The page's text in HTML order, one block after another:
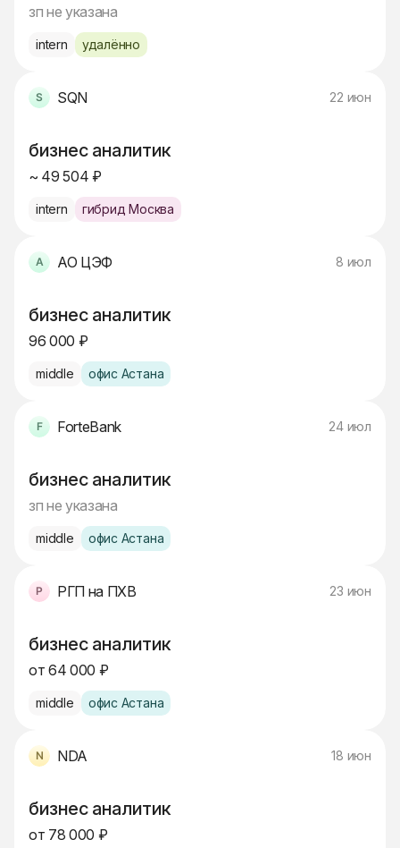
зп не указана
intern удалённо
SQN 22 июн
бизнес аналитик
~ 49 504 ₽
intern гибрид Москва
АО ЦЭФ 8 июл
бизнес аналитик
96 000 ₽
middle офис Астана
ForteBank 24 июл
бизнес аналитик
зп не указана
middle офис Астана
РГП на ПХВ 23 июн
бизнес аналитик
от 64 000 ₽
middle офис Астана
NDA 18 июн
бизнес аналитик
от 78 000 ₽